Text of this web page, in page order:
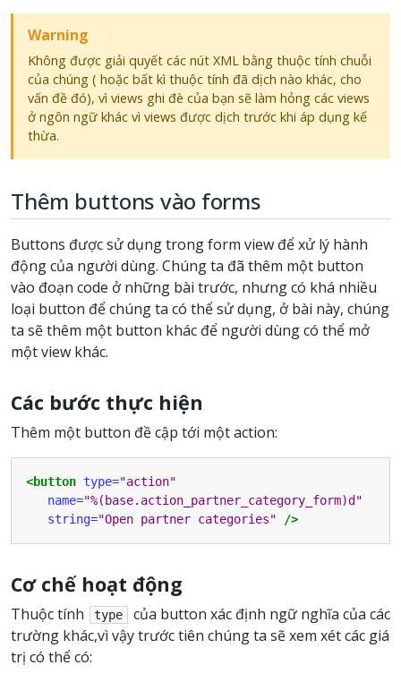
Warning
Không được giải quyết các nút XML bằng thuộc tính chuỗi
của chúng ( hoặc bất kì thuộc tính đã dịch nào khác, cho
vấn đề đó), vì views ghi đè của bạn sẽ làm hỏng các views
ở ngôn ngữ khác vì views được dịch trước khi áp dụng kế
thừa.
Thêm buttons vào forms
Buttons được sử dụng trong form view để xử lý hành
động của người dùng. Chúng ta đã thêm một button
vào đoạn code ở những bài trước, nhưng có khá nhiều
loại button để chúng ta có thể sử dụng, ở bài này, chúng
ta sẽ thêm một button khác để người dùng có thể mở
một view khác.
Các bước thực hiện
Thêm một button đề cập tới một action:
<button type="action"
name="%(base.action_partner_category_form)d"
string="Open partner categories" />
Cơ chế hoạt động
Thuộc tính type
của button xác định ngữ nghĩa của các
trường khác,vì vậy trước tiên chúng ta sẽ xem xét các giá
trị có thể có: